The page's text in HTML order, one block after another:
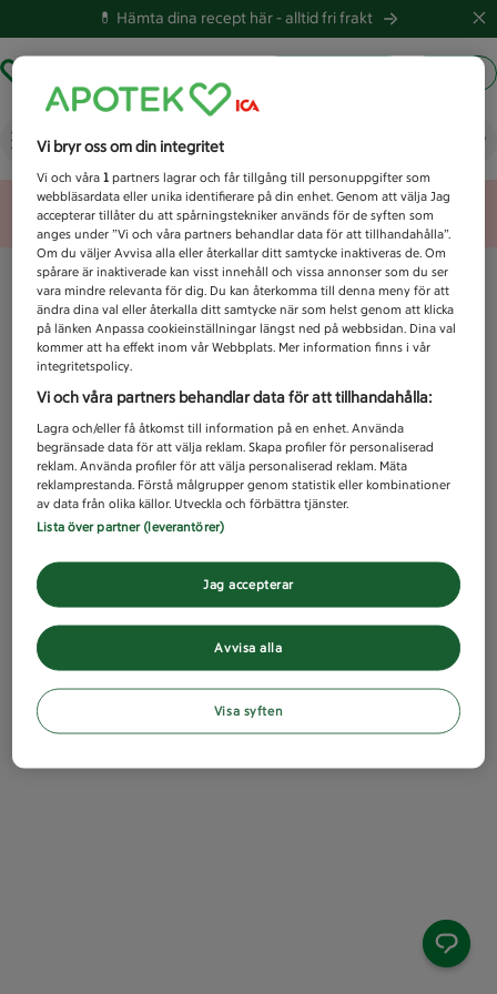
💊 Hämta dina recept här -alltid fri frakt
Vad letar du efter idag?
Unknown error
Vi bryr oss om din integritet
Vi och våra1 partners lagrar och får tillgång till personuppgifter som
webbläsardata eller unika identifierare på din enhet. Genom att välja Jag
accepterar tillåter du att spårningstekniker används för de syften som
anges under ”Vi och våra partners behandlar data för att tillhandahålla”.
Om du väljer Avvisa alla eller återkallar ditt samtycke inaktiveras de. Om
spårare är inaktiverade kan visst innehåll och vissa annonser som du ser
vara mindre relevanta för dig. Du kan återkomma till denna meny för att
ändra dina val eller återkalla ditt samtycke när som helst genom att klicka
på länken Anpassa cookieinställningar längst ned på webbsidan. Dina val
kommer att ha effekt inom vår Webbplats. Mer information finns i vår
integritetspolicy.
Vi och våra partners behandlar data för att tillhandahålla:
Lagra och/eller få åtkomst till information på en enhet. Använda
begränsade data för att välja reklam. Skapa profiler för personaliserad
reklam. Använda profiler för att välja personaliserad reklam. Mäta
reklamprestanda. Förstå målgrupper genom statistik eller kombinationer
av data från olika källor. Utveckla och förbättra tjänster.
Lista över partner (leverantörer)
Avvisa alla
Jag accepterar
Visa syften